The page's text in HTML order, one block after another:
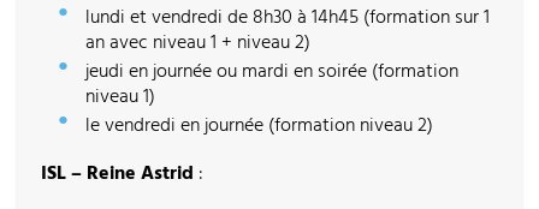
lundi et vendredi de 8h30 à 14h45 (formation sur 1
an avec niveau 1 + niveau 2)
jeudi en journée ou mardi en soirée (formation
niveau 1)
le vendredi en journée (formation niveau 2)
ISL – Reine Astrid :